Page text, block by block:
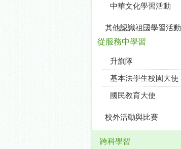
中華文化學習活動
其他認識祖國學習活動
從服務中學習
升旗隊
基本法學生校園大使
國民教育大使
校外活動與比賽
跨科學習